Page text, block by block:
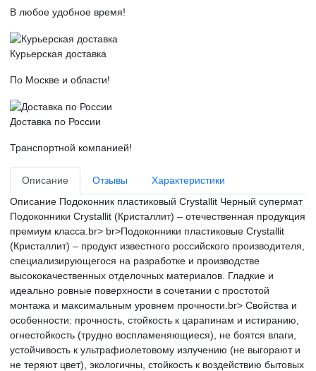
В любое удобное время!
Курьерская доставка
По Москве и области!
Доставка по России
Транспортной компанией!
Описание Отзывы
Характеристики
Описание Подоконник пластиковый Crystallit Черный супермат
Подоконники Crystallit (Кристаллит) – отечественная продукция
премиум класса.br> br>Подоконники пластиковые Crystallit
(Кристаллит) – продукт известного российского производителя,
специализирующегося на разработке и производстве
высококачественных отделочных материалов. Гладкие и
идеально ровные поверхности в сочетании с простотой
монтажа и максимальным уровнем прочности.br> Свойства и
особенности: прочность, стойкость к царапинам и истиранию,
огнестойкость (трудно воспламеняющиеся), не боятся влаги,
устойчивость к ультрафиолетовому излучению (не выгорают и
не теряют цвет), экологичны, cтойкость к воздействию бытовых